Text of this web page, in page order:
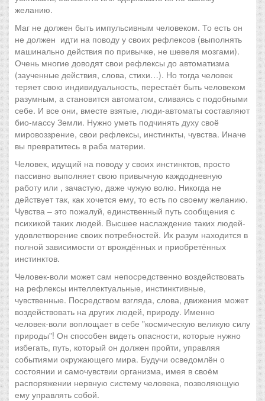
желанию.
Маг не должен быть импульсивным человеком. То есть он
не должен идти на поводу у своих рефлексов (выполнять
машинально действия по привычке, не шевеля мозгами).
Очень многие доводят свои рефлексы до автоматизма
(заученные действия, слова, стихи…). Но тогда человек
теряет свою индивидуальность, перестаёт быть человеком
разумным, а становится автоматом, сливаясь с подобными
себе. И все они, вместе взятые, люди-автоматы составляют
био-массу Земли. Нужно уметь подчинять духу своё
мировоззрение, свои рефлексы, инстинкты, чувства. Иначе
вы превратитесь в раба материи.
Человек, идущий на поводу у своих инстинктов, просто
пассивно выполняет свою привычную каждодневную
работу или , зачастую, даже чужую волю. Никогда не
действует так, как хочется ему, то есть по своему желанию.
Чувства – это пожалуй, единственный путь сообщения с
психикой таких людей. Высшее наслаждение таких людей-
удовлетворение своих потребностей. Их разум находится в
полной зависимости от врождённых и приобретённых
инстинктов.
Человек-воли может сам непосредственно воздействовать
на рефлексы интеллектуальные, инстинктивные,
чувственные. Посредством взгляда, слова, движения может
воздействовать на других людей, природу. Именно
человек-воли воплощает в себе "космическую великую силу
природы"! Он способен видеть опасности, которые нужно
избегать, путь, который он должен пройти, управляя
событиями окружающего мира. Будучи осведомлён о
состоянии и самочувствии организма, имея в своём
распоряжении нервную систему человека, позволяющую
ему управлять собой.